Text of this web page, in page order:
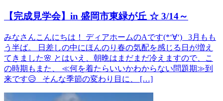
【完成見学会】in 盛岡市東緑が丘 ☆ 3/14～
みなさんこんにちは！ ディアホームのAです(*‘∀‘) 3月もも
う半ば。 日差しの中にほんのり春の気配を感じる日が増え
てきました🌸 とはいえ、朝晩はまだまだ冷えますので、こ
の時期もまた、 ≪何を着たらいいかわからない問題期≫到
来です😥 そんな季節の変わり目に、 […]